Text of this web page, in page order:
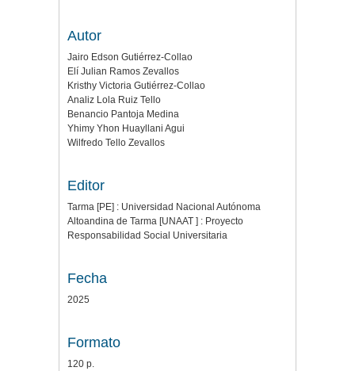
Autor
Jairo Edson Gutiérrez-Collao
Elí Julian Ramos Zevallos
Kristhy Victoria Gutiérrez-Collao
Analiz Lola Ruiz Tello
Benancio Pantoja Medina
Yhimy Yhon Huayllani Agui
Wilfredo Tello Zevallos
Editor
Tarma [PE] : Universidad Nacional Autónoma
Altoandina de Tarma [UNAAT ] : Proyecto
Responsabilidad Social Universitaria
Fecha
2025
Formato
120 p.